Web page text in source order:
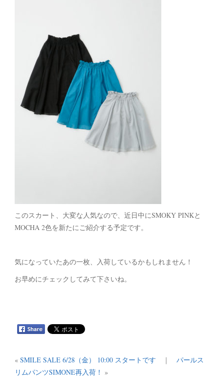
このスカート、大変な人気なので、近日中にSMOKY PINKと
MOCHA 2色を新たにご紹介する予定です。
気になっていたあの一枚、入荷しているかもしれません！
お早めにチェックしてみて下さいね。
« SMILE SALE 6/28（金） 10:00 スタートです ｜ パールス
リムパンツSIMONE再入荷！ »